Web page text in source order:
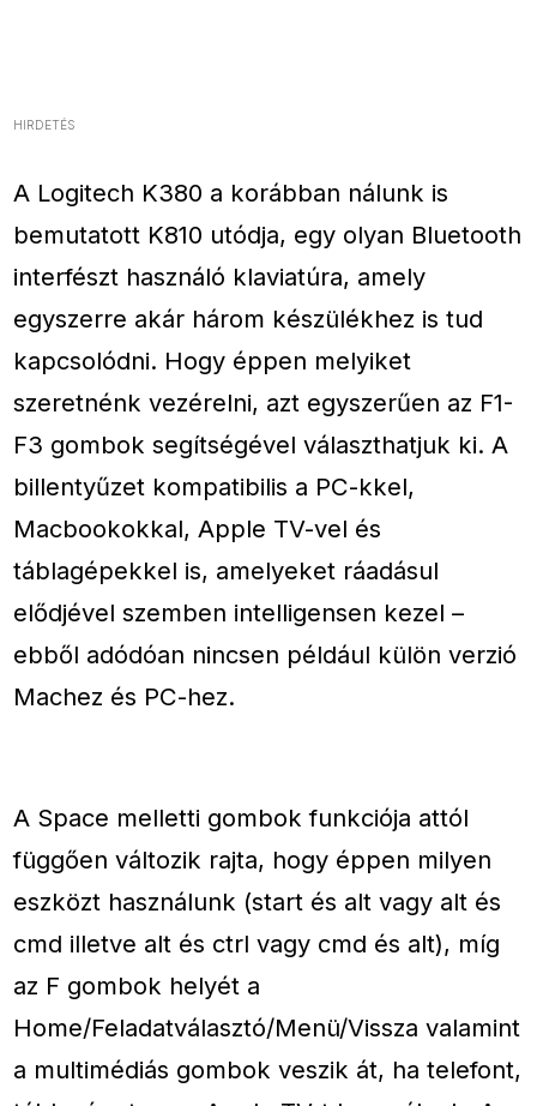
HIRDETÉS
A Logitech K380 a korábban nálunk is
bemutatott K810 utódja, egy olyan Bluetooth
interfészt használó klaviatúra, amely
egyszerre akár három készülékhez is tud
kapcsolódni. Hogy éppen melyiket
szeretnénk vezérelni, azt egyszerűen az F1-
F3 gombok segítségével választhatjuk ki. A
billentyűzet kompatibilis a PC-kkel,
Macbookokkal, Apple TV-vel és
táblagépekkel is, amelyeket ráadásul
elődjével szemben intelligensen kezel –
ebből adódóan nincsen például külön verzió
Machez és PC-hez.
A Space melletti gombok funkciója attól
függően változik rajta, hogy éppen milyen
eszközt használunk (start és alt vagy alt és
cmd illetve alt és ctrl vagy cmd és alt), míg
az F gombok helyét a
Home/Feladatválasztó/Menü/Vissza valamint
a multimédiás gombok veszik át, ha telefont,